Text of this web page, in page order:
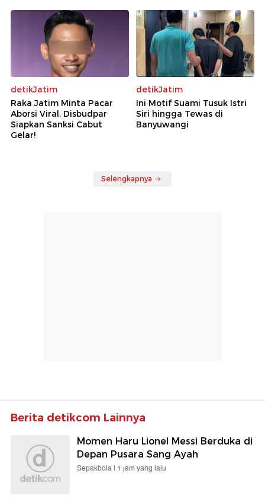
detikJatim
Raka Jatim Minta Pacar
Aborsi Viral, Disbudpar
Siapkan Sanksi Cabut
Gelar!
detikJatim
Ini Motif Suami Tusuk Istri
Siri hingga Tewas di
Banyuwangi
Selengkapnya
Berita detikcom Lainnya
Momen Haru Lionel Messi Berduka di
Depan Pusara Sang Ayah
Sepakbola | 1 jam yang lalu